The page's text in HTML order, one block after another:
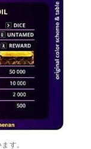
す。